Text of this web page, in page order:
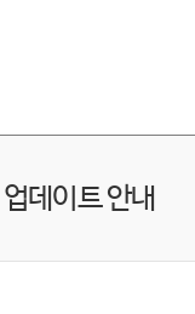
데이트 안내